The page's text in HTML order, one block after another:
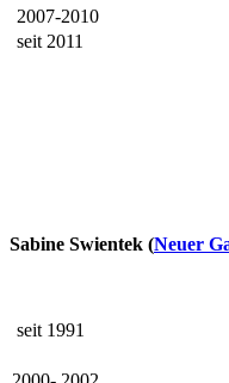
2007-2010
seit 2011
Sabine Swientek (Neuer
seit 1991